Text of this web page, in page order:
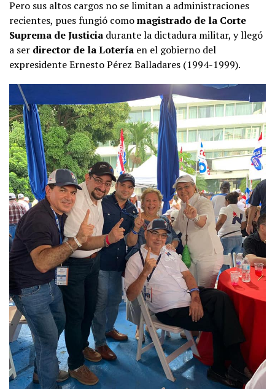
Pero sus altos cargos no se limitan a administraciones
recientes, pues fungió comomagistrado de la Corte
Suprema de Justicia durante la dictadura militar, y llegó
a ser director de la Lotería en el gobierno del
expresidente Ernesto Pérez Balladares (1994-1999).